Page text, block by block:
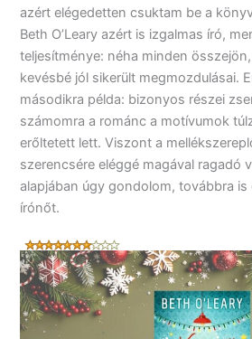
azért elégedetten csuktam be a
Beth O’Leary azért is izgalmas író,
teljesítménye: néha minden
kevésbé jól sikerült megmozdulásai.
másodikra példa: bizonyos részei
számomra a románc a motívumok
erőltetett lett. Viszont a
szerencsére eléggé magával ragadó
alapjában úgy gondolom, továbbra
írónőt.